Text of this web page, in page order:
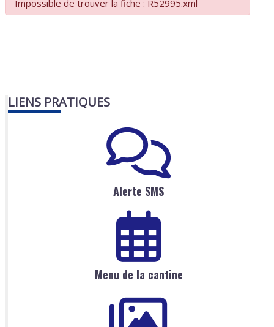
Impossible de trouver la fiche : R52995.xml
LIENS PRATIQUES
Alerte SMS
Menu de la cantine